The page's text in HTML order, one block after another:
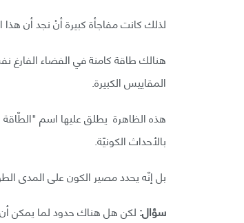
لذلك كانت مفاجأة كبيرة أنْ نجد أن
هنالك طاقة كامنة في الفضاء الفارغ
المقاييس الكبيرة.
هذه الظاهرة يطلق عليها اسم "الطّاقة
بالأحداث الكونيّة.
بل إنّه يحدد مصير الكون على المدى
سؤال: لكن هل هناك حدود لما يمكن أن